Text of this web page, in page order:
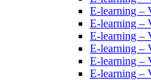
E-learning –
E-learning –
E-learning –
E-learning –
E-learning –
E-learning –